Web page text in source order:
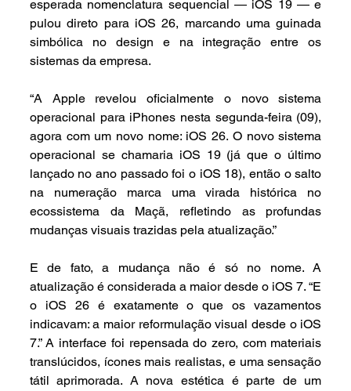
esperada nomenclatura sequencial — iOS 19 — e
pulou direto para iOS 26, marcando uma guinada
simbólica no design e na integração entre os
sistemas da empresa.
“A Apple revelou oficialmente o novo sistema
operacional para iPhones nesta segunda-feira (09),
agora com um novo nome: iOS 26. O novo sistema
operacional se chamaria iOS 19 (já que o último
lançado no ano passado foi o iOS 18), então o salto
na numeração marca uma virada histórica no
ecossistema da Maçã, refletindo as profundas
mudanças visuais trazidas pela atualização.”
E de fato, a mudança não é só no nome. A
atualização é considerada a maior desde o iOS 7. “E
o iOS 26 é exatamente o que os vazamentos
indicavam: a maior reformulação visual desde o iOS
7.” A interface foi repensada do zero, com materiais
translúcidos, ícones mais realistas, e uma sensação
tátil aprimorada. A nova estética é parte de um